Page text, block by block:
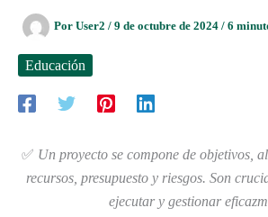
Por User2 / 9 de octubre de 2024 / 6
Educación
✅ Un proyecto se compone de objetivos,
recursos, presupuesto y riesgos. Son
ejecutar y gestionar